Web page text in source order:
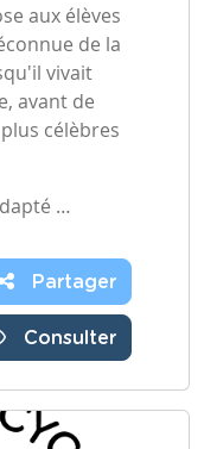
aux élèves
de la
vivait
avant de
célèbres
…
Partager
Consulter